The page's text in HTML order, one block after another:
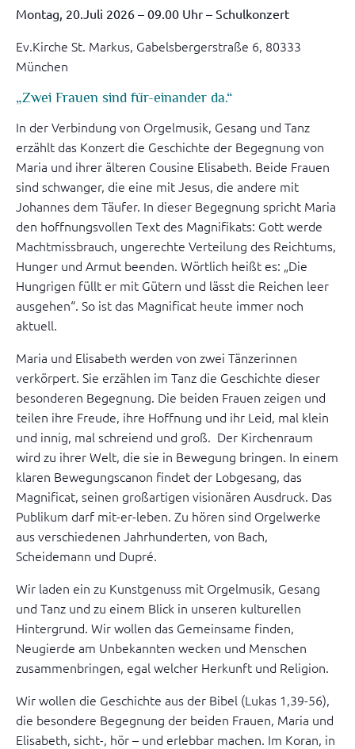
Montag, 20.Juli 2026 – 09.00 Uhr – Schulkonzert
Ev.Kirche St. Markus, Gabelsbergerstraße 6, 80333
München
„Zwei Frauen sind für-einander da.“
In der Verbindung von Orgelmusik, Gesang und Tanz
erzählt das Konzert die Geschichte der Begegnung von
Maria und ihrer älteren Cousine Elisabeth. Beide Frauen
sind schwanger, die eine mit Jesus, die andere mit
Johannes dem Täufer. In dieser Begegnung spricht Maria
den hoffnungsvollen Text des Magnifikats: Gott werde
Machtmissbrauch, ungerechte Verteilung des Reichtums,
Hunger und Armut beenden. Wörtlich heißt es: „Die
Hungrigen füllt er mit Gütern und lässt die Reichen leer
ausgehen“. So ist das Magnificat heute immer noch
aktuell.
Maria und Elisabeth werden von zwei Tänzerinnen
verkörpert. Sie erzählen im Tanz die Geschichte dieser
besonderen Begegnung. Die beiden Frauen zeigen und
teilen ihre Freude, ihre Hoffnung und ihr Leid, mal klein
und innig, mal schreiend und groß. Der Kirchenraum
wird zu ihrer Welt, die sie in Bewegung bringen. In einem
klaren Bewegungscanon findet der Lobgesang, das
Magnificat, seinen großartigen visionären Ausdruck. Das
Publikum darf mit-er-leben. Zu hören sind Orgelwerke
aus verschiedenen Jahrhunderten, von Bach,
Scheidemann und Dupré.
Wir laden ein zu Kunstgenuss mit Orgelmusik, Gesang
und Tanz und zu einem Blick in unseren kulturellen
Hintergrund. Wir wollen das Gemeinsame finden,
Neugierde am Unbekannten wecken und Menschen
zusammenbringen, egal welcher Herkunft und Religion.
Wir wollen die Geschichte aus der Bibel (Lukas 1,39-56),
die besondere Begegnung der beiden Frauen, Maria und
Elisabeth, sicht-, hör – und erlebbar machen. Im Koran, in